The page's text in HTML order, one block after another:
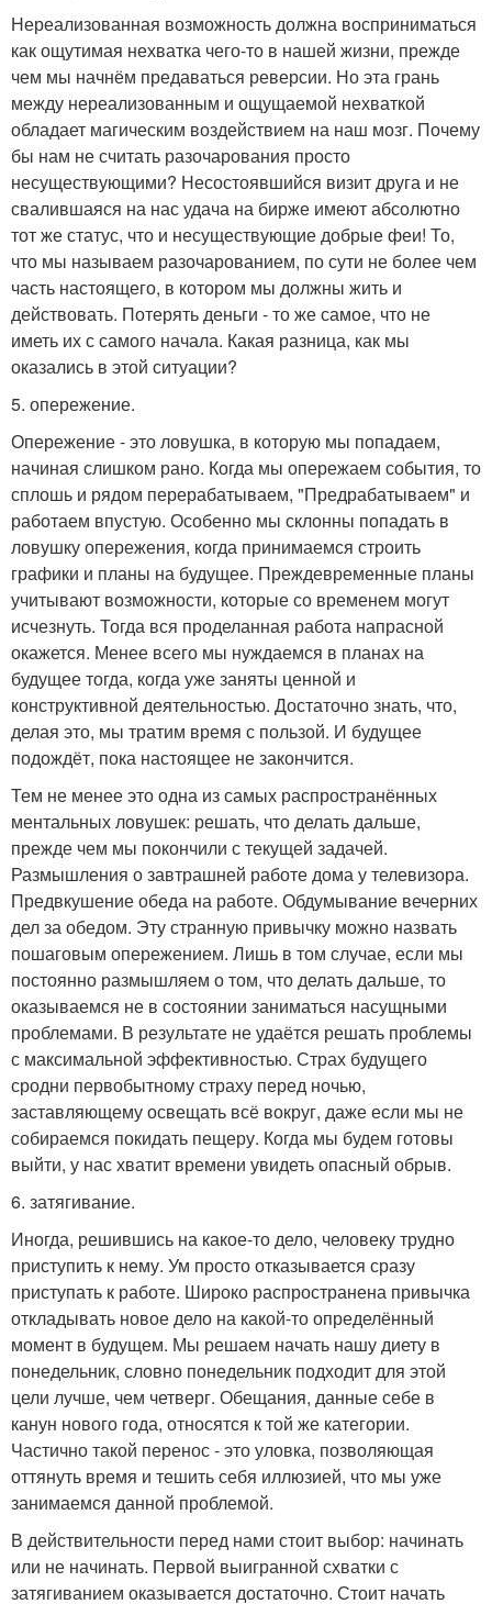
Нереализованная возможность должна восприниматься
как ощутимая нехватка чего-то в нашей жизни, прежде
чем мы начнём предаваться реверсии. Но эта грань
между нереализованным и ощущаемой нехваткой
обладает магическим воздействием на наш мозг. Почему
бы нам не считать разочарования просто
несуществующими? Несостоявшийся визит друга и не
свалившаяся на нас удача на бирже имеют абсолютно
тот же статус, что и несуществующие добрые феи! То,
что мы называем разочарованием, по сути не более чем
часть настоящего, в котором мы должны жить и
действовать. Потерять деньги - то же самое, что не
иметь их с самого начала. Какая разница, как мы
оказались в этой ситуации?
5. опережение.
Опережение - это ловушка, в которую мы попадаем,
начиная слишком рано. Когда мы опережаем события, то
сплошь и рядом перерабатываем, "Предрабатываем" и
работаем впустую. Особенно мы склонны попадать в
ловушку опережения, когда принимаемся строить
графики и планы на будущее. Преждевременные планы
учитывают возможности, которые со временем могут
исчезнуть. Тогда вся проделанная работа напрасной
окажется. Менее всего мы нуждаемся в планах на
будущее тогда, когда уже заняты ценной и
конструктивной деятельностью. Достаточно знать, что,
делая это, мы тратим время с пользой. И будущее
подождёт, пока настоящее не закончится.
Тем не менее это одна из самых распространённых
ментальных ловушек: решать, что делать дальше,
прежде чем мы покончили с текущей задачей.
Размышления о завтрашней работе дома у телевизора.
Предвкушение обеда на работе. Обдумывание вечерних
дел за обедом. Эту странную привычку можно назвать
пошаговым опережением. Лишь в том случае, если мы
постоянно размышляем о том, что делать дальше, то
оказываемся не в состоянии заниматься насущными
проблемами. В результате не удаётся решать проблемы
с максимальной эффективностью. Страх будущего
сродни первобытному страху перед ночью,
заставляющему освещать всё вокруг, даже если мы не
собираемся покидать пещеру. Когда мы будем готовы
выйти, у нас хватит времени увидеть опасный обрыв.
6. затягивание.
Иногда, решившись на какое-то дело, человеку трудно
приступить к нему. Ум просто отказывается сразу
приступать к работе. Широко распространена привычка
откладывать новое дело на какой-то определённый
момент в будущем. Мы решаем начать нашу диету в
понедельник, словно понедельник подходит для этой
цели лучше, чем четверг. Обещания, данные себе в
канун нового года, относятся к той же категории.
Частично такой перенос - это уловка, позволяющая
оттянуть время и тешить себя иллюзией, что мы уже
занимаемся данной проблемой.
В действительности перед нами стоит выбор: начинать
или не начинать. Первой выигранной схватки с
затягиванием оказывается достаточно. Стоит начать